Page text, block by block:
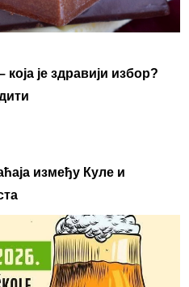
је здравији избор?
између Куле и